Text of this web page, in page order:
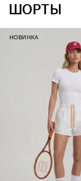
ШОРТЫ
НОВИНКА